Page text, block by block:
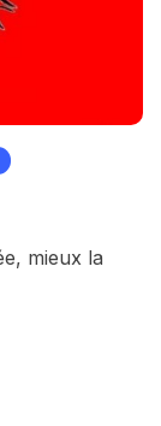
mieux la